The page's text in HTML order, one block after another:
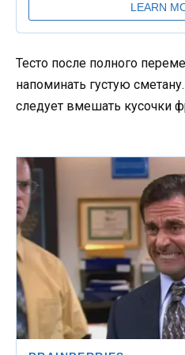
Тесто после полного
напоминать густую
следует вмешать кусочки